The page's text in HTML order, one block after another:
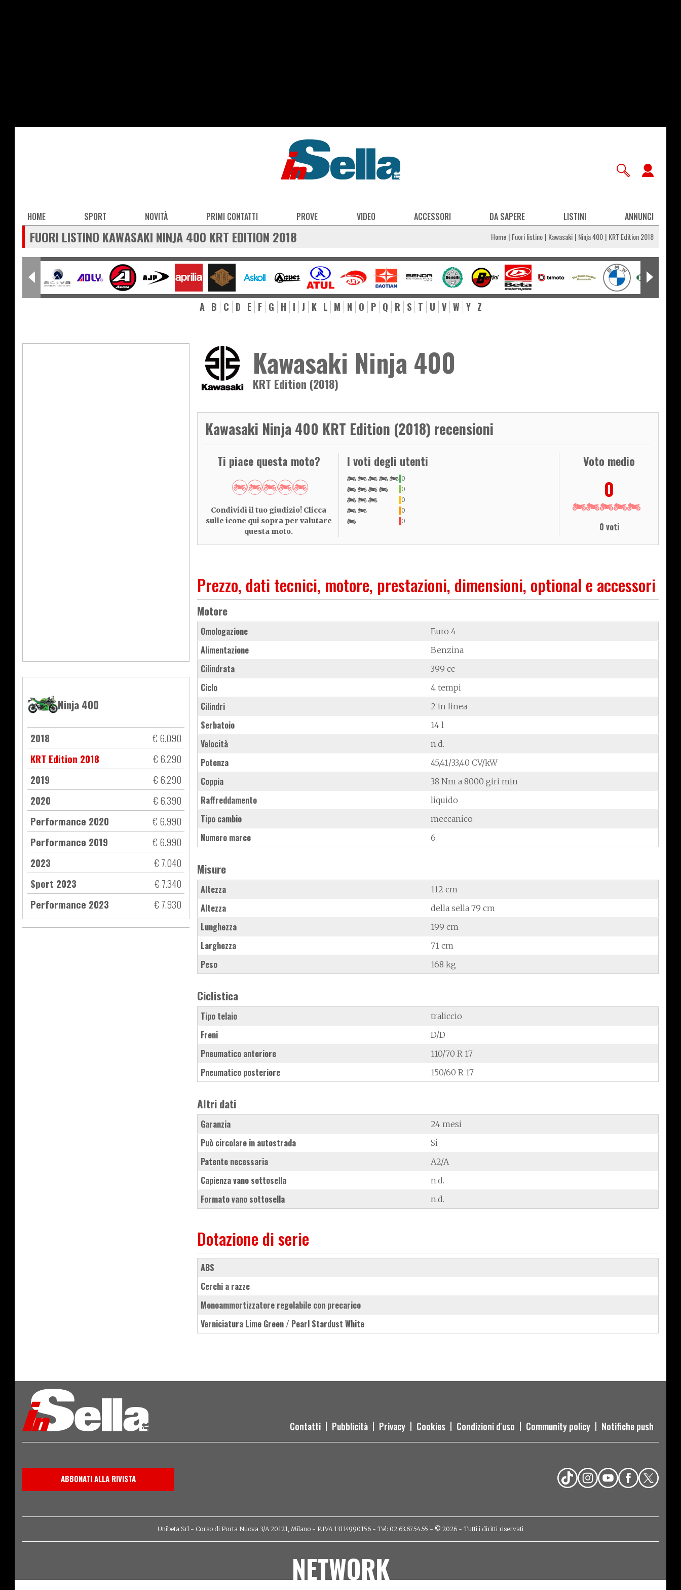
Main
navigation
HOME SPORT NOVITÀ PRIMI CONTATTI PROVE VIDEO ACCESSORI DA SAPERE LISTINI ANNUNCI
FUORI LISTINO KAWASAKI NINJA 400 KRT EDITION 2018 Home Fuori listino Kawasaki Ninja 400 KRT Edition 2018
A B C D E F G H I J K L M N O P Q R S T U V W Y Z
Ninja 400
2018
€ 6.090
KRT Edition 2018
€ 6.290
2019
€ 6.290
2020
€ 6.390
Performance 2020
€ 6.990
Performance 2019
€ 6.990
2023
€ 7.040
Sport 2023
€ 7.340
Performance 2023
€ 7.930
Kawasaki Ninja 400
KRT Edition (2018)
Kawasaki Ninja 400 KRT Edition (2018) recensioni
Ti piace questa moto?
Condividi il tuo giudizio! Clicca
sulle icone qui sopra per valutare
questa moto.
I voti degli utenti
0
0
0
0
0
Voto medio
0
0 voti
Prezzo, dati tecnici, motore, prestazioni, dimensioni, optional e accessori
Motore
Omologazione Euro 4
Alimentazione Benzina
Cilindrata 399 cc
Ciclo 4 tempi
Cilindri 2 in linea
Serbatoio 14 l
Velocità n.d.
Potenza 45,41/33,40 CV/kW
Coppia 38 Nm a 8000 giri min
Raffreddamento liquido
Tipo cambio meccanico
Numero marce 6
Misure
Altezza 112 cm
Altezza della sella 79 cm
Lunghezza 199 cm
Larghezza 71 cm
Peso 168 kg
Ciclistica
Tipo telaio traliccio
Freni D/D
Pneumatico anteriore 110/70 R 17
Pneumatico posteriore 150/60 R 17
Altri dati
Garanzia 24 mesi
Può circolare in autostrada Si
Patente necessaria A2/A
Capienza vano sottosella n.d.
Formato vano sottosella n.d.
Dotazione di serie
ABS
cerchi a razze
monoammortizzatore regolabile con precarico
Verniciatura Lime Green / Pearl Stardust White
Contatti Pubblicità Privacy Cookies Condizioni d'uso Community policy Notifiche push
ABBONATI ALLA RIVISTA
Unibeta Srl - Corso di Porta Nuova 3/A 20121, Milano - P.IVA 13114990156 - Tel: 02.63.67.54.55 - © 2026 - Tutti i diritti riservati
NETWORK